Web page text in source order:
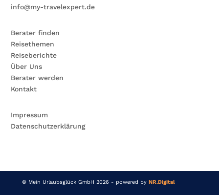
info@my-travelexpert.de
Berater finden
Reisethemen
Reiseberichte
Über Uns
Berater werden
Kontakt
Impressum
Datenschutzerklärung
© Mein Urlaubsglück GmbH 2026 - powered by NR.Digital